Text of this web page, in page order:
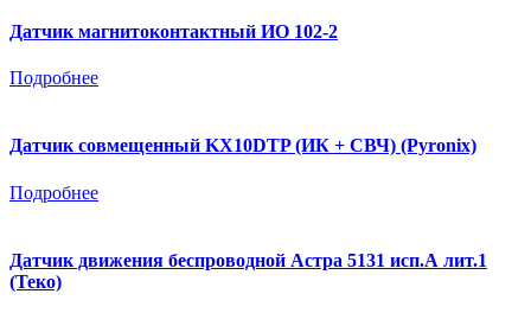
Датчик магнитоконтактный ИО 102-2
Подробнее
Датчик совмещенный KX10DTP (ИК + СВЧ) (Pyronix)
Подробнее
Датчик движения беспроводной Астра 5131 исп.А лит.1
(Теко)